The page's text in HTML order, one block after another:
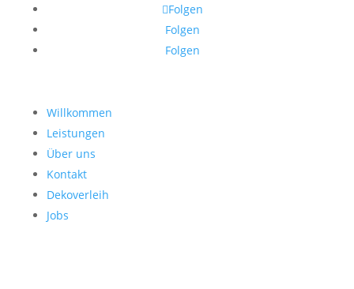
Folgen
Folgen
Folgen
Willkommen
Leistungen
Über uns
Kontakt
Dekoverleih
Jobs